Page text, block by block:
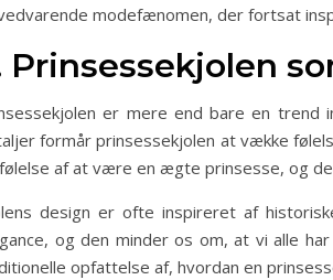
modefænomen, der fortsat
Prinsessekjolen
er mere end bare en
formår prinsessekjolen at vække
af at være en ægte prinsesse, og
design er ofte inspireret af
og den minder os om, at vi alle
opfattelse af, hvordan en